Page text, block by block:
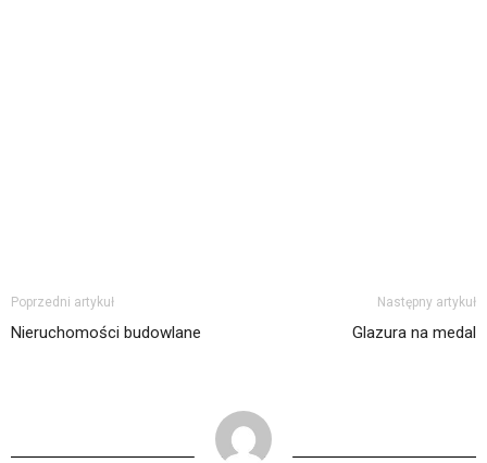
Poprzedni artykuł
Nieruchomości budowlane
Następny artykuł
Glazura na medal